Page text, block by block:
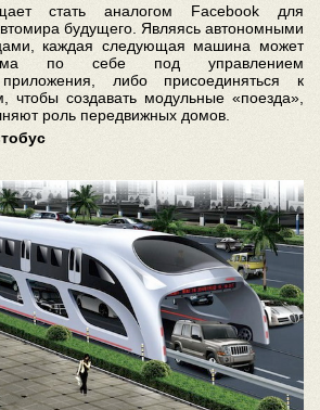
стать аналогом Facebook для
будущего. Являясь автономными
каждая следующая машина может
по себе под управлением
приложения, либо присоединяться к
чтобы создавать модульные «поезда»,
роль передвижных домов.